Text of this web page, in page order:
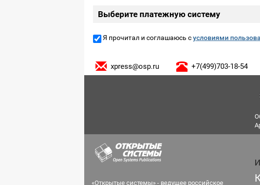
Выберите платежную систему
Я прочитал и соглашаюсь сусловиями
xpress@osp.ru +7(499)703-18-54
«Открытые системы» - ведущее российское